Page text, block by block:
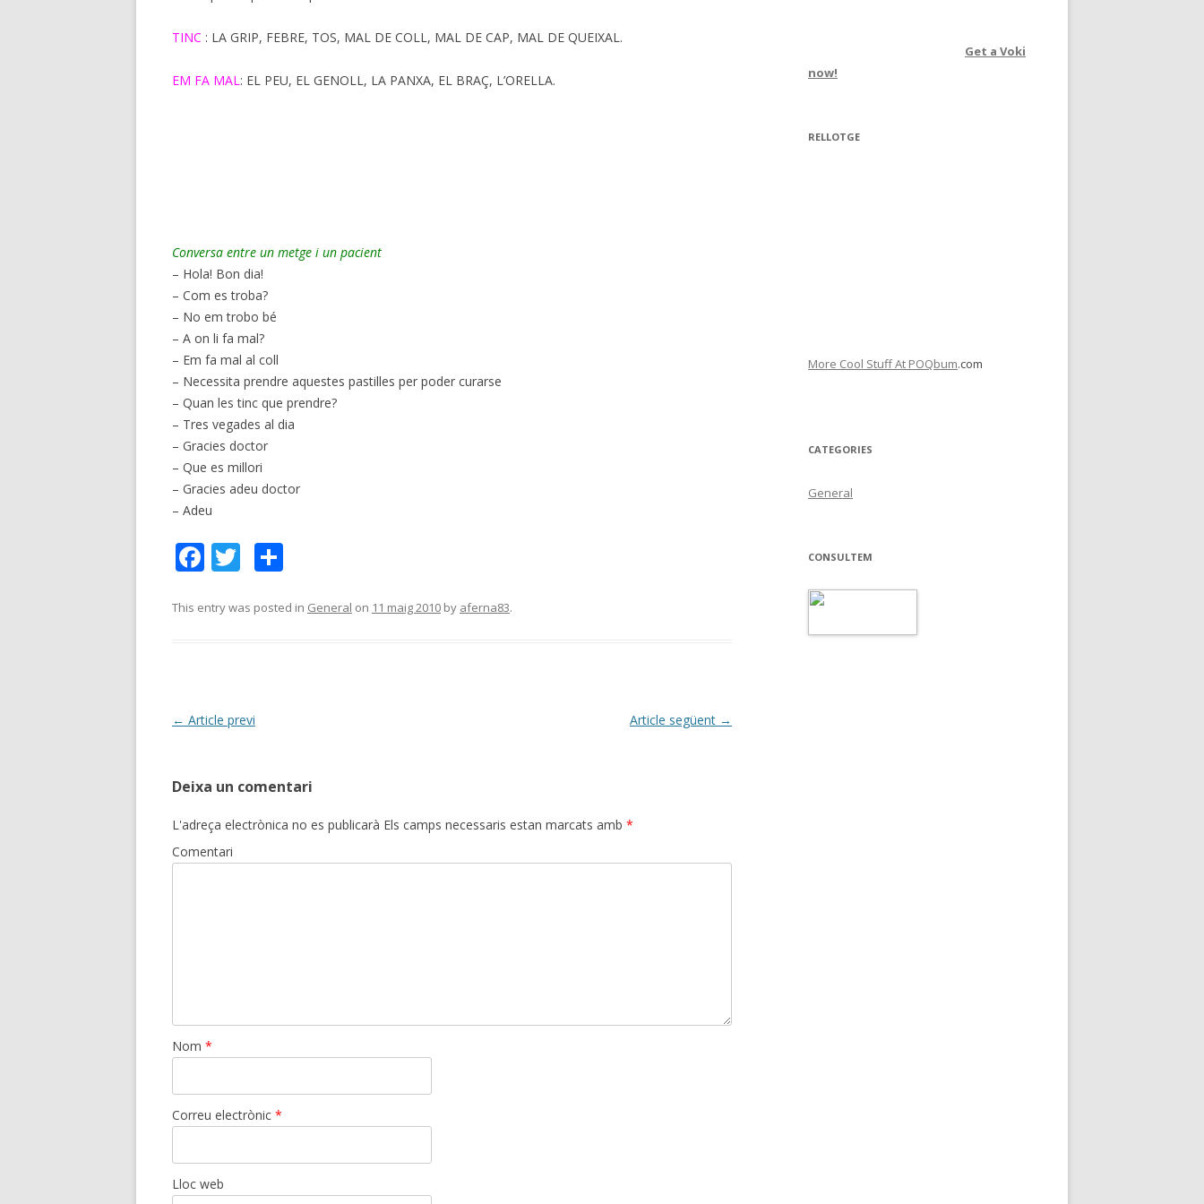
TINC : LA GRIP, FEBRE, TOS, MAL DE COLL, MAL DE CAP, MAL DE QUEIXAL.
EM FA MAL: EL PEU, EL GENOLL, LA PANXA, EL BRAÇ, L’ORELLA.
Conversa entre un metge i un pacient
– Hola! Bon dia!
– Com es troba?
– No em trobo bé
– A on li fa mal?
– Em fa mal al coll
– Necessita prendre aquestes pastilles per poder curarse
– Quan les tinc que prendre?
– Tres vegades al dia
– Gracies doctor
– Que es millori
– Gracies adeu doctor
– Adeu
F
e
k
T
itt m
This entry was posted in General on 11 maig 2010 by aferna83.
Post
← Article previ Article següent →
Deixa un comentari
L'adreça electrònica no es publicarà Els camps necessaris estan marcats amb *
Comentari
Nom *
Correu electrònic *
Lloc web
Get a Voki
now!
RELLOTGE
More Cool Stuff At POQbum.com
CATEGORIES
General
CONSULTEM